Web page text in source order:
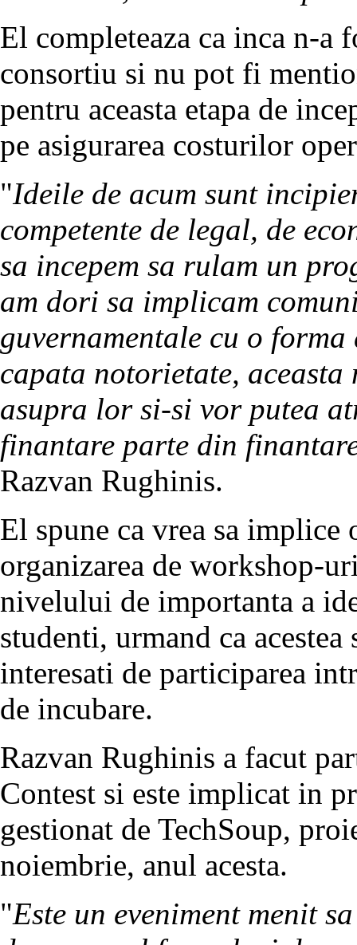
El completeaza ca inca n-a
consortiu si nu pot fi
pentru aceasta etapa de
pe asigurarea costurilor
"Ideile de acum sunt
competente de legal, de
sa incepem sa rulam un
am dori sa implicam
guvernamentale cu o
capata notorietate,
asupra lor si-si vor putea
finantare parte din
Razvan Rughinis.
El spune ca vrea sa
organizarea de workshop-
nivelului de importanta a
studenti, urmand ca acestea
interesati de participarea
de incubare.
Razvan Rughinis a facut
Contest si este implicat in
gestionat de TechSoup,
noiembrie, anul acesta.
"Este un eveniment menit